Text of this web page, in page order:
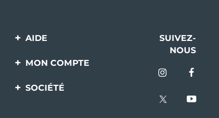
AIDE
Contactez-nous
livraisons
SUIVEZ-
NOUS
MON COMPTE
Enregistrement produit
SOCIÉTÉ